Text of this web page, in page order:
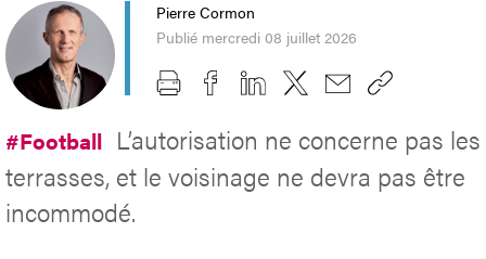
Pierre Cormon
Publié mercredi 08 juillet 2026
#Football L’autorisation ne concerne pas les
terrasses, et le voisinage ne devra pas être
incommodé.